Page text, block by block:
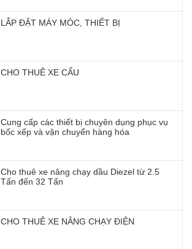
LẮP ĐẶT MÁY MÓC, THIẾT BỊ
CHO THUÊ XE CẨU
Cung cấp các thiết bị chuyên dụng phục vụ
bốc xếp và vận chuyển hàng hóa
Cho thuê xe nâng chạy dầu Diezel từ 2.5
Tấn đến 32 Tấn
CHO THUÊ XE NÂNG CHẠY ĐIỆN